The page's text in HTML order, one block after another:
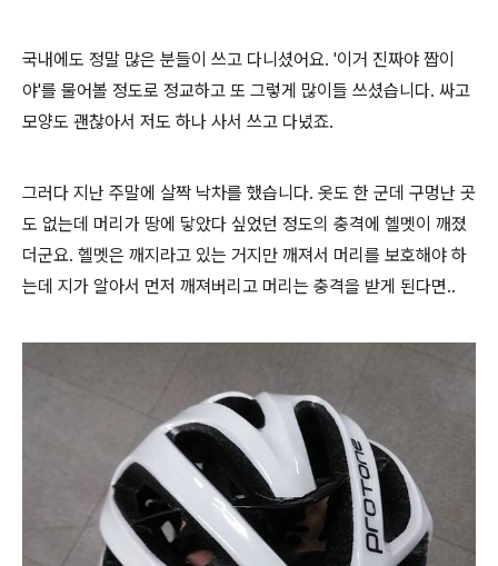
국내에도 정말 많은 분들이 쓰고 다니셨어요. '이거 진짜야 짭이
야'를 물어볼 정도로 정교하고 또 그렇게 많이들 쓰셨습니다. 싸고
모양도 괜찮아서 저도 하나 사서 쓰고 다녔죠.
그러다 지난 주말에 살짝 낙차를 했습니다. 옷도 한 군데 구멍난 곳
도 없는데 머리가 땅에 닿았다 싶었던 정도의 충격에 헬멧이 깨졌
더군요. 헬멧은 깨지라고 있는 거지만 깨져서 머리를 보호해야 하
는데 지가 알아서 먼저 깨져버리고 머리는 충격을 받게 된다면..